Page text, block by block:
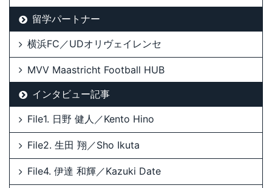
留学パートナー
横浜FC／UDオリヴェイレンセ
MVV Maastricht Football HUB
インタビュー記事
File1. 日野 健人／Kento Hino
File2. 生田 翔／Sho Ikuta
File4. 伊達 和輝／Kazuki Date